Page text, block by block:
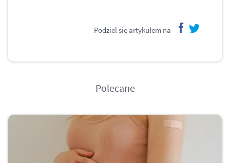
Podziel się artykułem na
Polecane